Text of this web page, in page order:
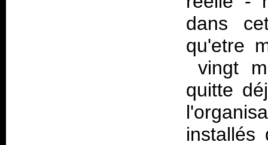
dans
qu'etre
vingt
quitte
installés